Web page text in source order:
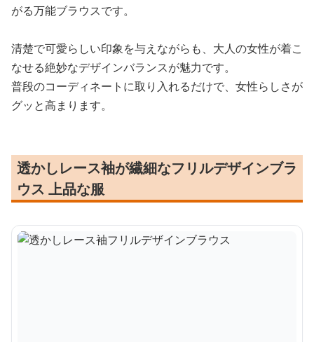
がる万能ブラウスです。
清楚で可愛らしい印象を与えながらも、大人の女性が着こ
なせる絶妙なデザインバランスが魅力です。
普段のコーディネートに取り入れるだけで、女性らしさが
グッと高まります。
透かしレース袖が繊細なフリルデザインブラ
ウス 上品な服